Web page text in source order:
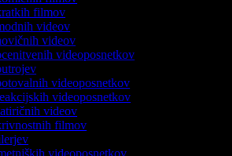
filmov
videov
videov
videoposnetkov
videoposnetkov
videoposnetkov
videov
filmov